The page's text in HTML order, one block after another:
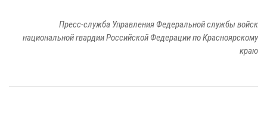
Пресс-служба Управления Федеральной службы войск
национальной гвардии Российской Федерации по Красноярскому
краю